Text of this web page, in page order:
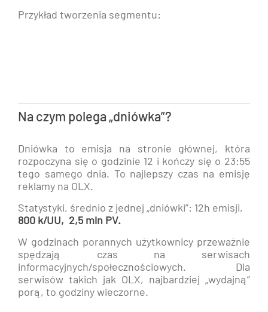
Przykład tworzenia segmentu:
Na czym polega „dniówka”?
Dniówka to emisja na stronie głównej, która
rozpoczyna się o godzinie 12 i kończy się o 23:55
tego samego dnia. To najlepszy czas na emisję
reklamy na OLX.
Statystyki, średnio z jednej „dniówki”: 12h emisji,
800 k/UU, 2,5 mln PV.
W godzinach porannych użytkownicy przeważnie
spędzają czas na serwisach
informacyjnych/społecznościowych. Dla
serwisów takich jak OLX, najbardziej „wydajną”
porą, to godziny wieczorne.